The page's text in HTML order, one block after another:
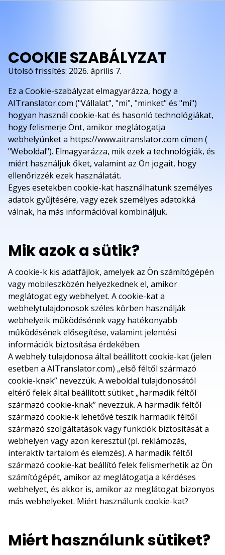
COOKIE SZABÁLYZAT
Utolsó frissítés: 2026. április 7.
Ez a Cookie-szabályzat elmagyarázza, hogy a
AITranslator.com ("Vállalat", "mi", "minket" és "mi")
hogyan használ cookie-kat és hasonló technológiákat,
hogy felismerje Önt, amikor meglátogatja
webhelyünket a https://www.aitranslator.com címen (
"Weboldal"). Elmagyarázza, mik ezek a technológiák, és
miért használjuk őket, valamint az Ön jogait, hogy
ellenőrizzék ezek használatát.
Egyes esetekben cookie-kat használhatunk személyes
adatok gyűjtésére, vagy ezek személyes adatokká
válnak, ha más információval kombináljuk.
Mik azok a sütik?
A cookie-k kis adatfájlok, amelyek az Ön számítógépén
vagy mobileszközén helyezkednek el, amikor
meglátogat egy webhelyet. A cookie-kat a
webhelytulajdonosok széles körben használják
webhelyeik működésének vagy hatékonyabb
működésének elősegítése, valamint jelentési
információk biztosítása érdekében.
A webhely tulajdonosa által beállított cookie-kat (jelen
esetben a AITranslator.com) „első féltől származó
cookie-knak” nevezzük. A weboldal tulajdonosától
eltérő felek által beállított sütiket „harmadik féltől
származó cookie-knak” nevezzük. A harmadik féltől
származó cookie-k lehetővé teszik harmadik féltől
származó szolgáltatások vagy funkciók biztosítását a
webhelyen vagy azon keresztül (pl. reklámozás,
interaktív tartalom és elemzés). A harmadik féltől
származó cookie-kat beállító felek felismerhetik az Ön
számítógépét, amikor az meglátogatja a kérdéses
webhelyet, és akkor is, amikor az meglátogat bizonyos
más webhelyeket. Miért használunk cookie-kat?
Miért használunk sütiket?